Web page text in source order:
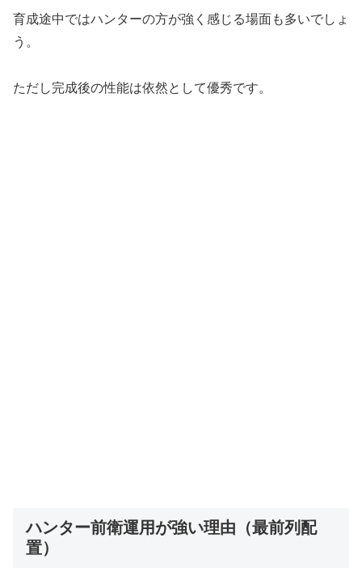
育成途中ではハンターの方が強く感じる場面も多いでしょ
う。
ただし完成後の性能は依然として優秀です。
ハンター前衛運用が強い理由（最前列配
置）